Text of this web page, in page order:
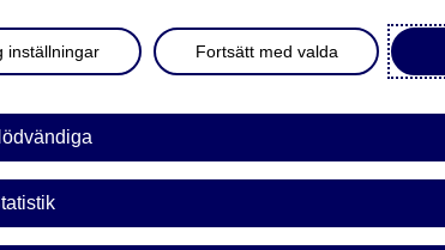
Corporate Netbank
Nordea Corporate
Våra sidor – kundinformation
Företagets Dokument/Signera digitalt
GiroLink
digital
bolån
in i Mitt bostadsköp
hem loggar du in här
ett slutgiltigt
Fortsätt med valda
inställningar